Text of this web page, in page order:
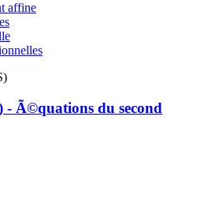
affine
Ã©quations du second